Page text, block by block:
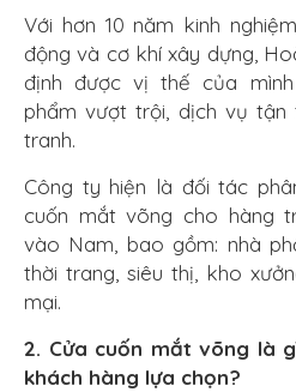
Với hơn 10 năm kinh
động và cơ khí xây dựng,
định được vị thế của
phẩm vượt trội, dịch vụ tận
tranh.
Công ty hiện là đối tác
cuốn mắt võng cho hàng
vào Nam, bao gồm: nhà
thời trang, siêu thị, kho
mại.
2. Cửa cuốn mắt võng là
khách hàng lựa chọn?